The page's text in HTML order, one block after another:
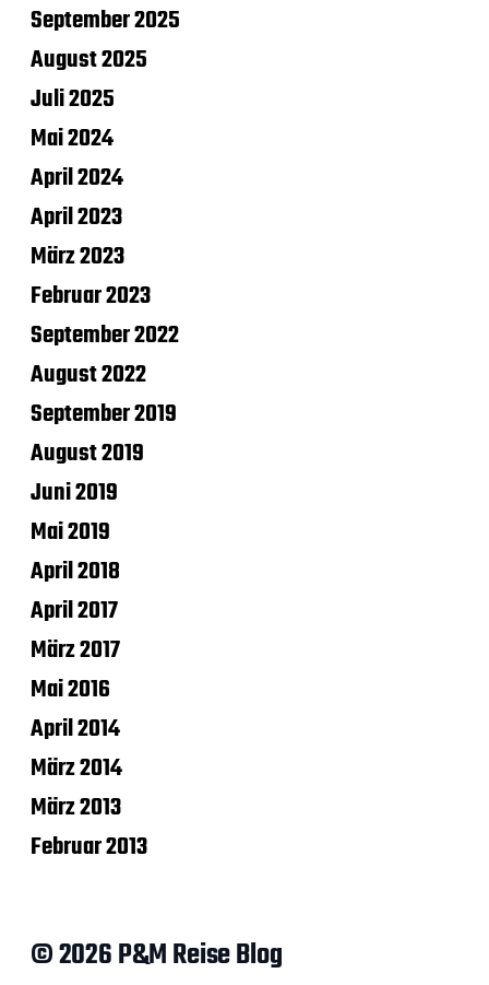
September 2025
August 2025
Juli 2025
Mai 2024
April 2024
April 2023
März 2023
Februar 2023
September 2022
August 2022
September 2019
August 2019
Juni 2019
Mai 2019
April 2018
April 2017
März 2017
Mai 2016
April 2014
März 2014
März 2013
Februar 2013
© 2026 P&M Reise Blog